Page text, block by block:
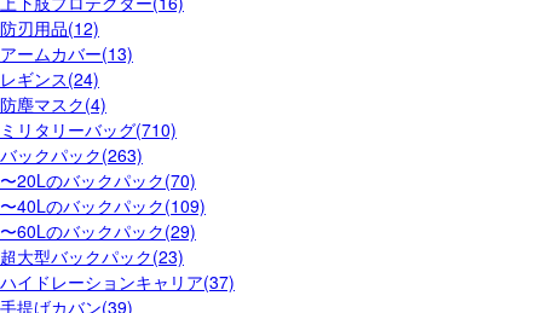
防刃用品(12)
アームカバー(13)
レギンス(24)
防塵マスク(4)
ミリタリーバッグ(710)
バックパック(263)
〜20Lのバックパック(70)
〜40Lのバックパック(109)
〜60Lのバックパック(29)
超大型バックパック(23)
ハイドレーションキャリア(37)
手提げカバン(39)